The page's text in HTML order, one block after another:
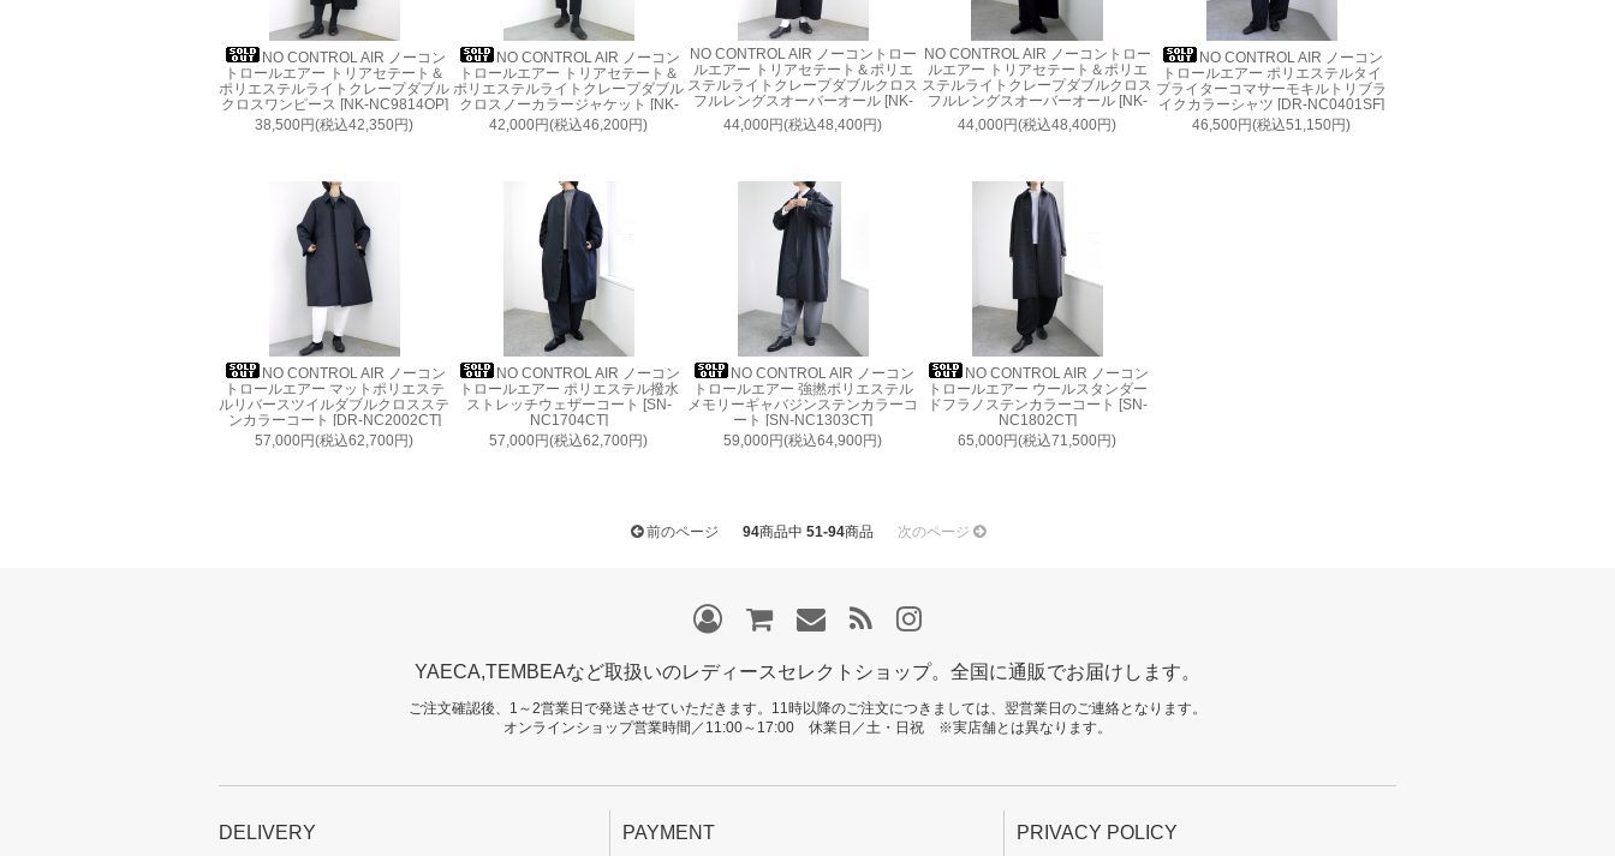
NO CONTROL AIR ノーコン
トロールエアー トリアセテート＆
ポリエステルライトクレープダブル
クロスワンピース [NK-NC9814OP]
38,500円(税込42,350円)
NO CONTROL AIR ノーコン
トロールエアー トリアセテート＆
ポリエステルライトクレープダブル
クロスノーカラージャケット [NK-
NC9801JK]
42,000円(税込46,200円)
NO CONTROL AIR ノーコントロー
ルエアー トリアセテート＆ポリエ
ステルライトクレープダブルクロス
フルレングスオーバーオール [NK-
NC9818OO]
44,000円(税込48,400円)
NO CONTROL AIR ノーコントロー
ルエアー トリアセテート＆ポリエ
ステルライトクレープダブルクロス
フルレングスオーバーオール [NK-
NC9818OO]
44,000円(税込48,400円)
NO CONTROL AIR ノーコン
トロールエアー ポリエステルタイ
プライターコマサーモキルトリブラ
イクカラーシャツ [DR-NC0401SF]
46,500円(税込51,150円)
NO CONTROL AIR ノーコン
トロールエアー マットポリエステ
ルリバースツイルダブルクロスステ
ンカラーコート [DR-NC2002CT]
57,000円(税込62,700円)
NO CONTROL AIR ノーコン
トロールエアー ポリエステル撥水
ストレッチウェザーコート [SN-
NC1704CT]
57,000円(税込62,700円)
NO CONTROL AIR ノーコン
トロールエアー 強撚ポリエステル
メモリーギャバジンステンカラーコ
ート [SN-NC1303CT]
59,000円(税込64,900円)
NO CONTROL AIR ノーコン
トロールエアー ウールスタンダー
ドフラノステンカラーコート [SN-
NC1802CT]
65,000円(税込71,500円)
前のページ 94商品中 51-94商品 次のページ
YAECA,TEMBEAなど取扱いのレディースセレクトショップ。全国に通販でお届けします。
ご注文確認後、1～2営業日で発送させていただきます。11時以降のご注文につきましては、翌営業日のご連絡となります。
オンラインショップ営業時間／11:00～17:00 休業日／土・日祝 ※実店舗とは異なります。
DELIVERY PAYMENT PRIVACY POLICY